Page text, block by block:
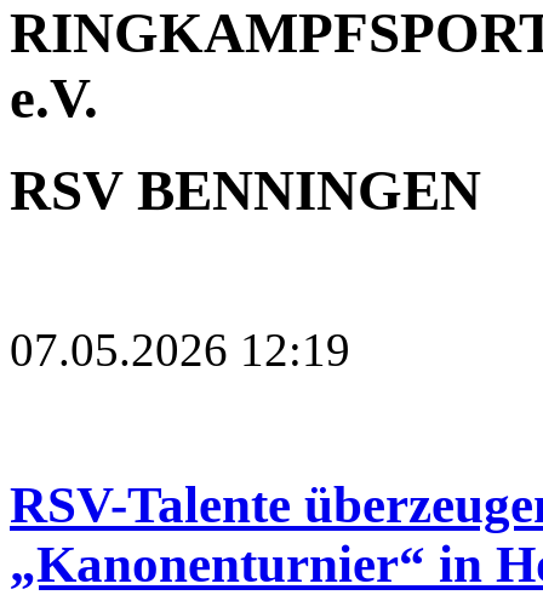
e.V.
RSV BENNINGEN
07.05.2026 12:19
RSV-Talente
„Kanonenturnier“ in